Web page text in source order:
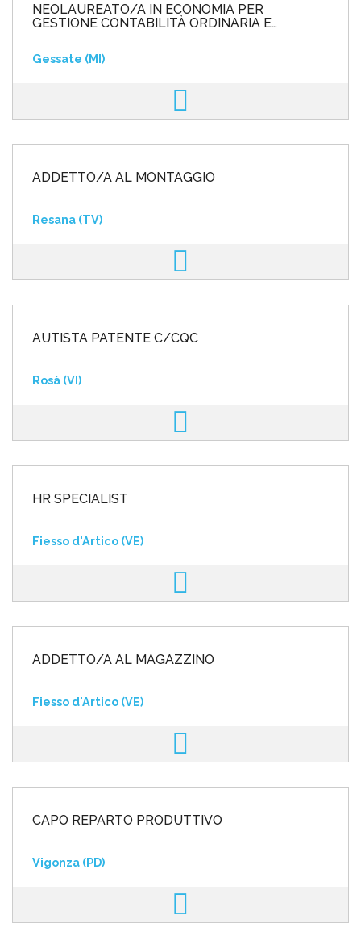
NEOLAUREATO/A IN ECONOMIA PER
GESTIONE CONTABILITÀ ORDINARIA E
Gessate (MI)
ADDETTO/A AL MONTAGGIO
Resana (TV)
AUTISTA PATENTE C/CQC
Rosà (VI)
HR SPECIALIST
Fiesso d'Artico (VE)
ADDETTO/A AL MAGAZZINO
Fiesso d'Artico (VE)
CAPO REPARTO PRODUTTIVO
Vigonza (PD)